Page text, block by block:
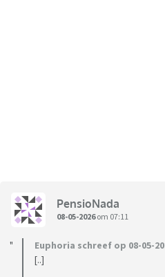
PensioNada
08-05-2026om 07:11
Euphoria schreef op 08-05-
[..]